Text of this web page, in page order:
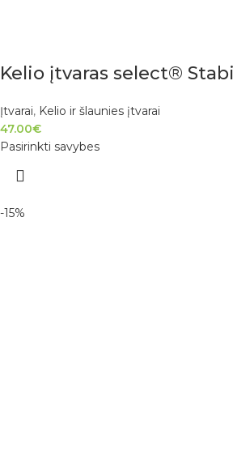
Kelio įtvaras select®
Įtvarai, Kelio ir šlaunies įtvarai
47.00€
Pasirinkti savybes
-15%